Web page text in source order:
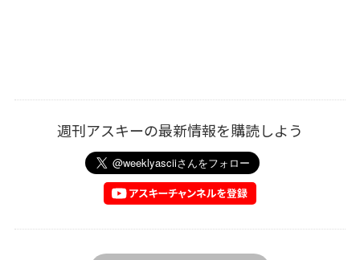
週刊アスキーの最新情報を購読しよう